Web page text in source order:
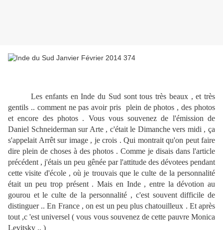
Les enfants en Inde du Sud sont tous très beaux , et très
gentils .. comment ne pas avoir pris plein de photos , des photos
et encore des photos . Vous vous souvenez de l'émission de
Daniel Schneiderman sur Arte , c'était le Dimanche vers midi , ça
s'appelait Arrêt sur image , je crois . Qui montrait qu'on peut faire
dire plein de choses à des photos . Comme je disais dans l'article
précédent , j'étais un peu gênée par l'attitude des dévotees pendant
cette visite d'école , où je trouvais que le culte de la personnalité
était un peu trop présent . Mais en Inde , entre la dévotion au
gourou et le culte de la personnalité , c'est souvent difficile de
distinguer .. En France , on est un peu plus chatouilleux . Et après
tout ,c 'est universel ( vous vous souvenez de cette pauvre Monica
Levitsky .. )